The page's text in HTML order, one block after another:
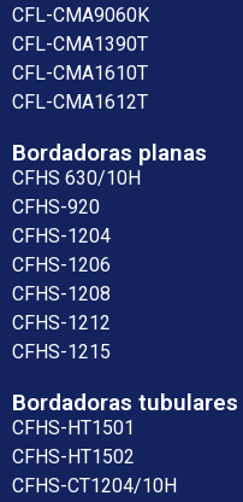
CFL-CMA9060K
CFL-CMA1390T
CFL-CMA1610T
CFL-CMA1612T
Bordadoras planas
CFHS 630/10H
CFHS-920
CFHS-1204
CFHS-1206
CFHS-1208
CFHS-1212
CFHS-1215
Bordadoras tubulares
CFHS-HT1501
CFHS-HT1502
CFHS-CT1204/10H